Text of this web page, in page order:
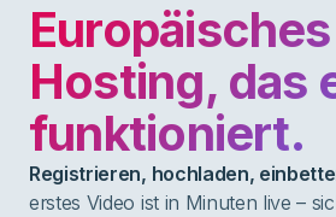
Hosting, das
funktioniert.
Registrieren, hochladen,
erstes Video ist in Minuten live –